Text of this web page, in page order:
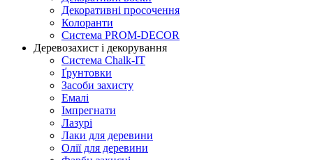
Декоративні просочення
Колоранти
Система PROM-DECOR
Деревозахист і декорування
Система Chalk-IT
Ґрунтовки
Засоби захисту
Емалі
Імпрегнати
Лазурі
Лаки для деревини
Олії для деревини